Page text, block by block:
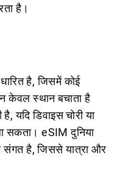
है।
है, जिसमें कोई
केवल स्थान बचाता है
यदि डिवाइस चोरी या
सकता। eSIM दुनिया
है, जिससे यात्रा और